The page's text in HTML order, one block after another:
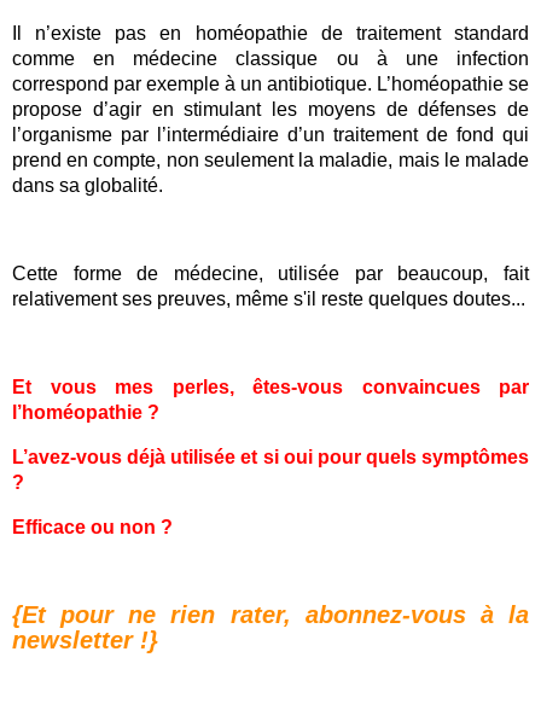
Il n’existe pas en homéopathie de traitement standard
comme en médecine classique ou à une infection
correspond par exemple à un antibiotique. L’homéopathie se
propose d’agir en stimulant les moyens de défenses de
l’organisme par l’intermédiaire d’un traitement de fond qui
prend en compte, non seulement la maladie, mais le malade
dans sa globalité.
Cette forme de médecine, utilisée par beaucoup, fait
relativement ses preuves, même s'il reste quelques doutes...
Et vous mes perles, êtes-vous convaincues par
l’homéopathie ?
L’avez-vous déjà utilisée et si oui pour quels symptômes
?
Efficace ou non ?
{Et pour ne rien rater, abonnez-vous à la
newsletter !}